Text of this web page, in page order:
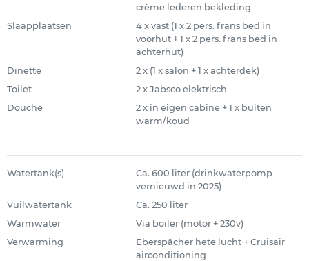
crème lederen bekleding
Slaapplaatsen
4 x vast (1 x 2 pers. frans bed in
voorhut + 1 x 2 pers. frans bed in
achterhut)
Dinette
2 x (1 x salon + 1 x achterdek)
Toilet
2 x Jabsco elektrisch
Douche
2 x in eigen cabine + 1 x buiten
warm/koud
Watertank(s)
Ca. 600 liter (drinkwaterpomp
vernieuwd in 2025)
Vuilwatertank
Ca. 250 liter
Warmwater
Via boiler (motor + 230v)
Verwarming
Eberspächer hete lucht + Cruisair
airconditioning